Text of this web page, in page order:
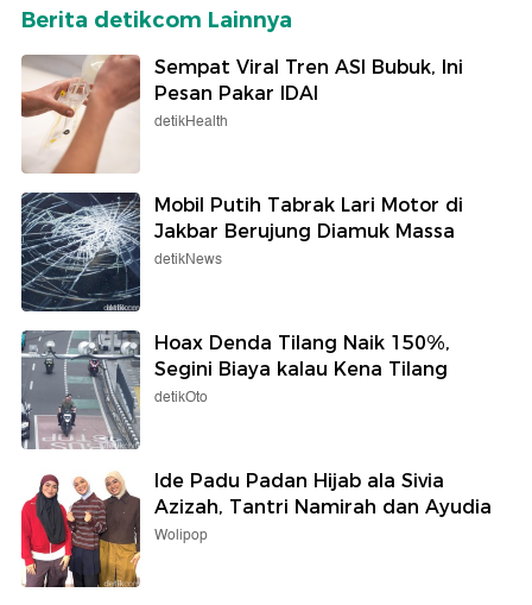
Berita detikcom Lainnya
Sempat Viral Tren ASI Bubuk, Ini
Pesan Pakar IDAI
detikHealth
Mobil Putih Tabrak Lari Motor di
Jakbar Berujung Diamuk Massa
detikNews
Hoax Denda Tilang Naik 150%,
Segini Biaya kalau Kena Tilang
detikOto
Ide Padu Padan Hijab ala Sivia
Azizah, Tantri Namirah dan Ayudia
Wolipop